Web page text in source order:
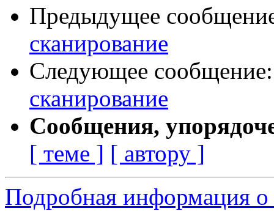
Предыдущее
сканирование
Следующее
сканирование
Сообщения,
[ теме ] [ автору ]
Подробная информация о